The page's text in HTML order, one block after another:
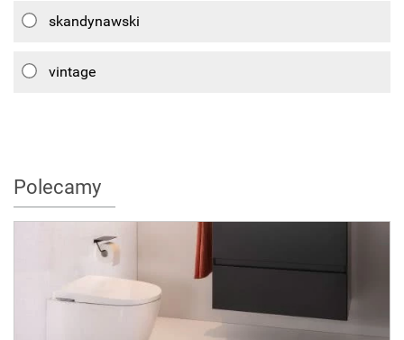
skandynawski
vintage
Polecamy